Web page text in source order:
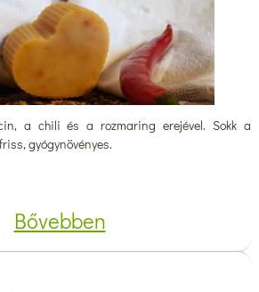
a chili és a rozmaring erejével. Sokk a
gyógynövényes.
Bővebben